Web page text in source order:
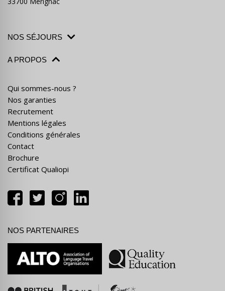
NOS SÉJOURS
A PROPOS
Qui sommes-nous ?
Nos garanties
Recrutement
Mentions légales
Conditions générales
Contact
Brochure
Certificat Qualiopi
NOS PARTENAIRES